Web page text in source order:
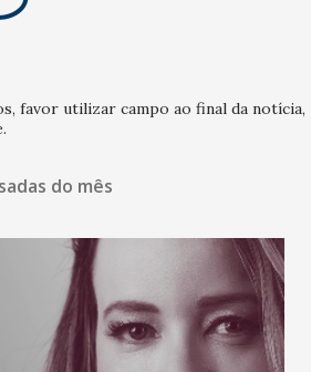
favor utilizar campo ao final da notícia,
do mês